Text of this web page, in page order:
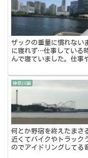
ザックの重量に慣れない
に寝れず…仕事している
んで寝ていました。仕事
神奈川編
何とか野宿を終えたまさ
近くてバイクやトラック
のでアイドリングしてる